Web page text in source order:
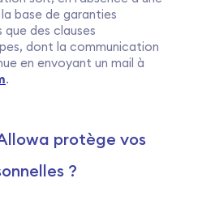
base de garanties
des clauses
dont la communication
en envoyant un mail à
.
protège vos
?